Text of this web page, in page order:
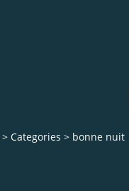
> Categories > bonne nuit